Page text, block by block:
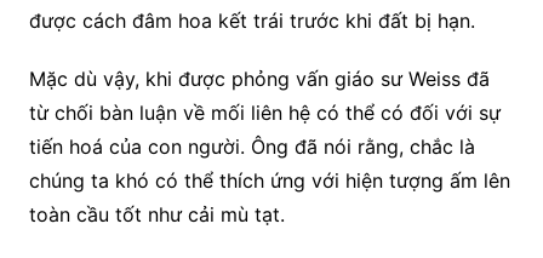
được cách đâm hoa kết trái trước khi đất bị hạn.
Mặc dù vậy, khi được phỏng vấn giáo sư Weiss đã
từ chối bàn luận về mối liên hệ có thể có đối với sự
tiến hoá của con người. Ông đã nói rằng, chắc là
chúng ta khó có thể thích ứng với hiện tượng ấm lên
toàn cầu tốt như cải mù tạt.